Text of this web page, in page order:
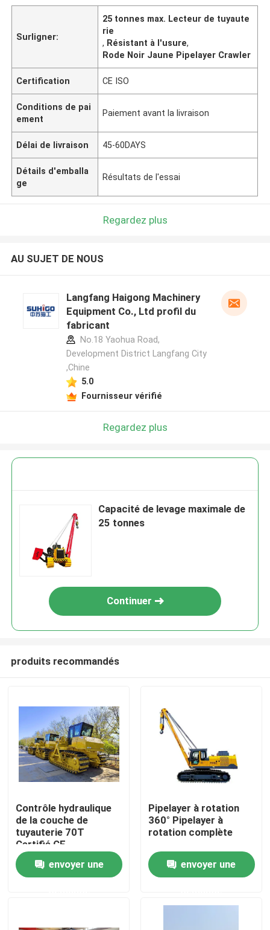
Maison
Vidéos
Surligner:
25 tonnes max. Lecteur de tuyaute
rie
, Résistant à l'usure,
Rode Noir Jaune Pipelayer Crawler
Certification CE ISO
Conditions de pai
ement
Paiement avant la livraison
Délai de livraison 45-60DAYS
Détails d'emballa
ge
Résultats de l'essai
Regardez plus
AU SUJET DE NOUS
Langfang Haigong Machinery
Equipment Co., Ltd profil du
fabricant
No.18 Yaohua Road,
Development District Langfang City
,Chine
5.0
Fournisseur vérifié
Regardez plus
Capacité de levage maximale de
25 tonnes
Continuer
produits recommandés
Contrôle hydraulique
de la couche de
tuyauterie 70T
Certifié CE
envoyer une
Pipelayer à rotation
360° Pipelayer à
rotation complète
envoyer une